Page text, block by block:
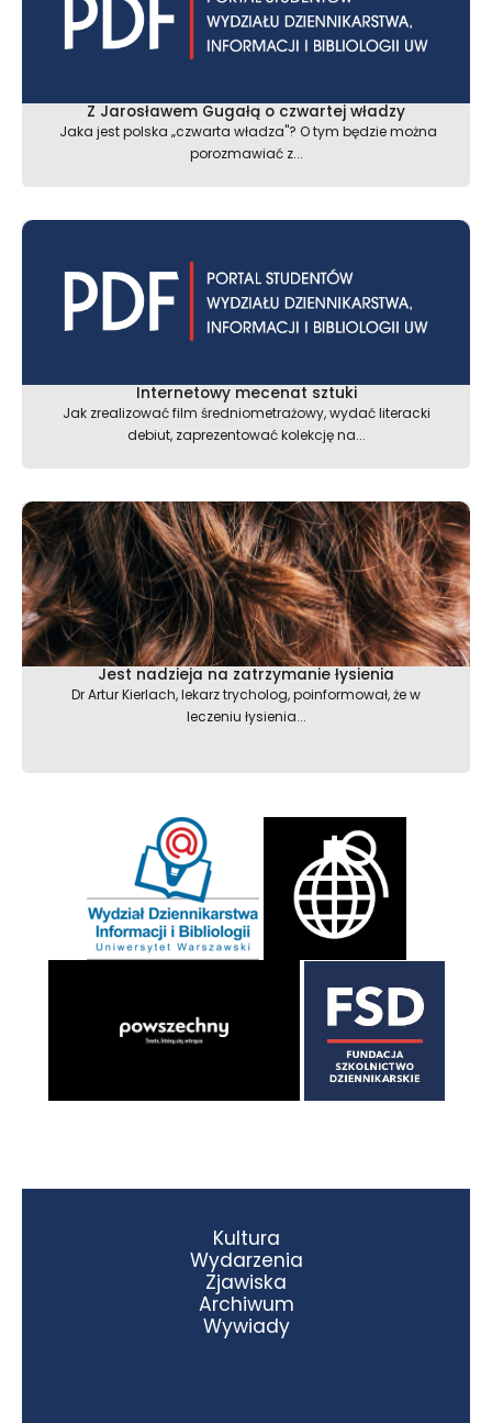
Z Jarosławem Gugałą o czwartej władzy
Jaka jest polska „czwarta władza"? O tym będzie można
porozmawiać z...
Internetowy mecenat sztuki
Jak zrealizować film średniometrażowy, wydać literacki
debiut, zaprezentować kolekcję na...
Jest nadzieja na zatrzymanie łysienia
Dr Artur Kierlach, lekarz trycholog, poinformował, że w
leczeniu łysienia...
Kultura
Wydarzenia
Zjawiska
Archiwum
Wywiady